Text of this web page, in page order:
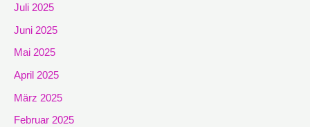
Juli 2025
Juni 2025
Mai 2025
April 2025
März 2025
Februar 2025